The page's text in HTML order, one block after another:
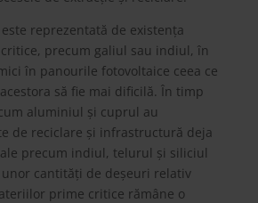
reprezentată de existența
precum galiul sau indiul, în
în panourile fotovoltaice ceea ce
să fie mai dificilă. În timp
aluminiul și cuprul au
de reciclare și infrastructură deja
precum indiul, telurul și siliciul
cantități de deșeuri relativ
prime critice rămâne o